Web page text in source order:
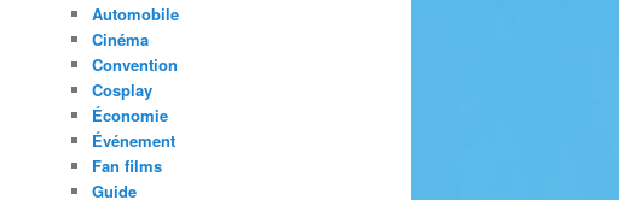
Automobile
Cinéma
Convention
Cosplay
Économie
Événement
Fan films
Guide